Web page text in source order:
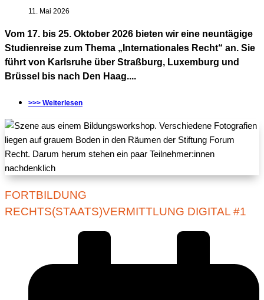
11. Mai 2026
Vom 17. bis 25. Oktober 2026 bieten wir eine neuntägige
Studienreise zum Thema „Internationales Recht“ an. Sie
führt von Karlsruhe über Straßburg, Luxemburg und
Brüssel bis nach Den Haag....
>>> Weiterlesen
FORTBILDUNG
RECHTS(STAATS)VERMITTLUNG DIGITAL #1